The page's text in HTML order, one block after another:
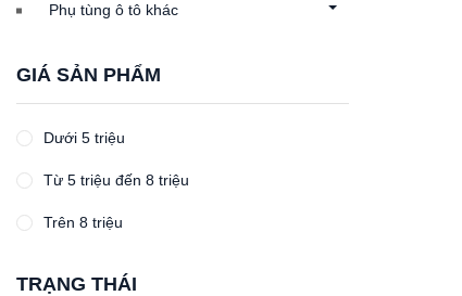
Phụ tùng ô tô khác
GIÁ SẢN PHẨM
Dưới 5 triệu
Từ 5 triệu đến 8 triệu
Trên 8 triệu
TRẠNG THÁI